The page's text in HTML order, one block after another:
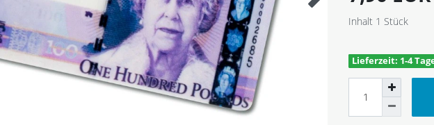
Inhalt 1 Stück
Lieferzeit: 1-4